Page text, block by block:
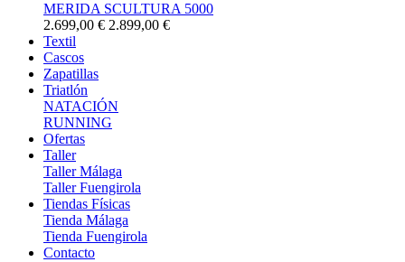
MERIDA SCULTURA 5000
2.699,00 € 2.899,00 €
Textil
Cascos
Zapatillas
Triatlón
NATACIÓN
RUNNING
Ofertas
Taller
Taller Málaga
Taller Fuengirola
Tiendas Físicas
Tienda Málaga
Tienda Fuengirola
Contacto